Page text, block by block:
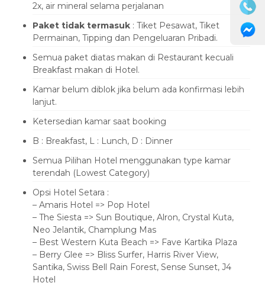
2x, air mineral selama perjalanan
Paket tidak termasuk : Tiket Pesawat, Tiket
Permainan, Tipping dan Pengeluaran Pribadi.
Semua paket diatas makan di Restaurant kecuali
Breakfast makan di Hotel.
Kamar belum diblok jika belum ada konfirmasi lebih
lanjut.
Ketersedian kamar saat booking
B : Breakfast, L : Lunch, D : Dinner
Semua Pilihan Hotel menggunakan type kamar
terendah (Lowest Category)
Opsi Hotel Setara :
– Amaris Hotel => Pop Hotel
– The Siesta => Sun Boutique, Alron, Crystal Kuta,
Neo Jelantik, Champlung Mas
– Best Western Kuta Beach => Fave Kartika Plaza
– Berry Glee => Bliss Surfer, Harris River View,
Santika, Swiss Bell Rain Forest, Sense Sunset, J4
Hotel